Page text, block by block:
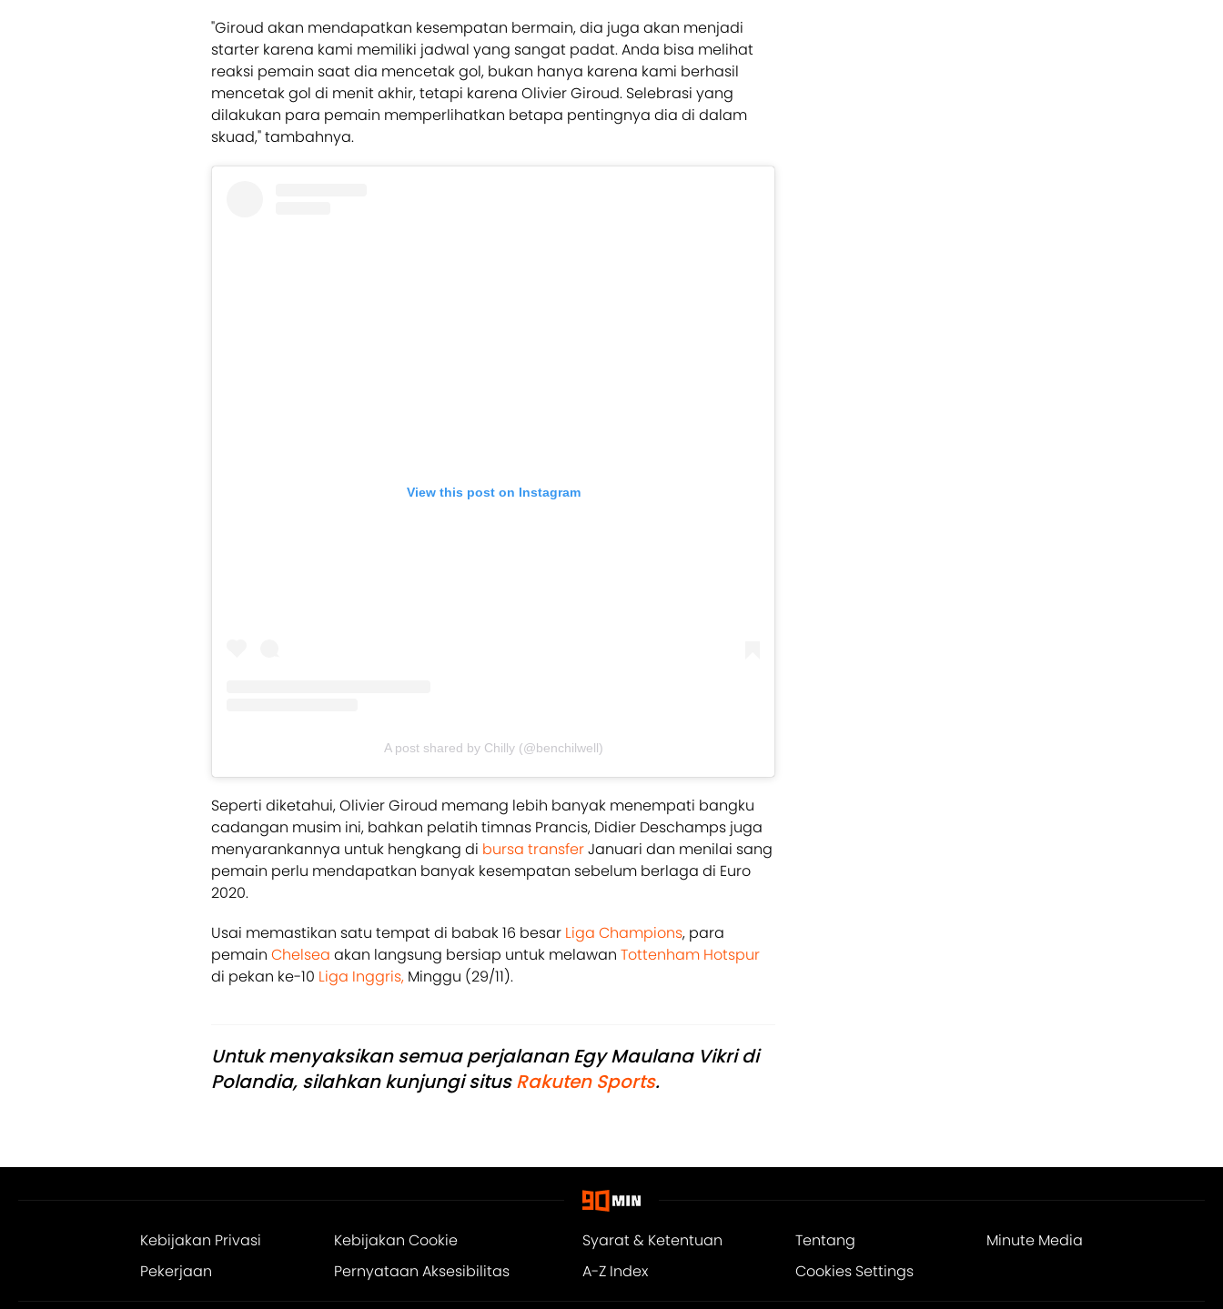
"Giroud akan mendapatkan kesempatan bermain, dia juga akan menjadi
starter karena kami memiliki jadwal yang sangat padat. Anda bisa melihat
reaksi pemain saat dia mencetak gol, bukan hanya karena kami berhasil
mencetak gol di menit akhir, tetapi karena Olivier Giroud. Selebrasi yang
dilakukan para pemain memperlihatkan betapa pentingnya dia di dalam
skuad," tambahnya.
View this post on Instagram
A post shared by Chilly (@benchilwell)
Seperti diketahui, Olivier Giroud memang lebih banyak menempati bangku
cadangan musim ini, bahkan pelatih timnas Prancis, Didier Deschamps juga
menyarankannya untuk hengkang di bursa transferJanuari dan menilai sang
pemain perlu mendapatkan banyak kesempatan sebelum berlaga di Euro
2020.
Usai memastikan satu tempat di babak 16 besar Liga Champions, para
pemain Chelsea akan langsung bersiap untuk melawan Tottenham Hotspur
di pekan ke-10 Liga Inggris, Minggu (29/11).
Untuk menyaksikan semua perjalanan Egy Maulana Vikri di
Polandia, silahkan kunjungi situsRakuten Sports.
Kebijakan Privasi Kebijakan Cookie Syarat & Ketentuan Tentang
Minute Media
Pekerjaan
Pernyataan Aksesibilitas A-Z Index Cookies Settings